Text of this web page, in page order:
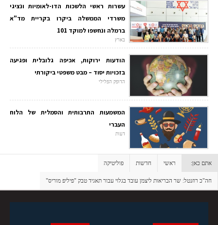
עשרות ראשי הלשכות הדו-לאומיות ונציגי
משרדי הממשלה ביקרו בקריית מד"א
ברמלה ונחשפו למוקד 101
בארץ
הודעות ירוקות, אכיפה גלובלית ופגיעה
בזכויות יסוד – מבט משפטי ביקורתי
הדופק הפלילי
המשמעות התרבותית והסמלית של הלוח
העברי
דעות
אתם כאן: ראשי חדשות פוליטיקה
חה"כ רוזנטל: שר הבריאות ליצמן עובד בגלוי עבור תאגיד טבק "פיליפ מוריס"